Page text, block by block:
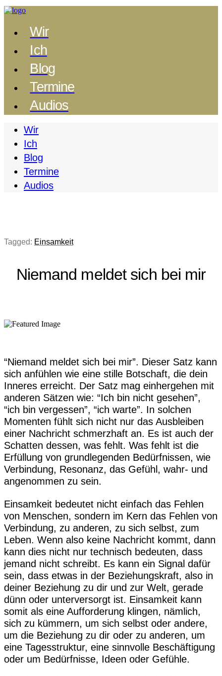
Wir
Ich
Blog
Termine
Audios
Wir
Ich
Blog
Termine
Audios
Tagged: Einsamkeit
Niemand meldet sich bei mir
“Niemand meldet sich bei mir”. Dieser Satz kann
sich anfühlen wie eine stille Botschaft, die dein
Inneres erreicht. Der Satz mag einhergehen mit
anderen Sätzen wie: “Ich bin nicht gesehen”,
“ich bin vergessen”, “ich warte”. In solchen
Momenten fühlt sich nicht nur das Ausbleiben
einer Nachricht schmerzhaft an. Es ist auch der
Schatten dessen, was fehlt. Was fehlt ist die
Erfüllung von grundlegenden Bedürfnissen, wie
Verbindung, Resonanz, das Gefühl, wahr- und
angenommen zu sein.
Einsamkeit bedeutet nicht einfach das Fehlen
von Menschen, sondern im Kern das Fehlen von
Verbindung, zu anderen, zu sich selbst, zum
Leben. Wenn also keine Nachricht kommt, dann
kann dies nicht nur technisch bedeuten, dass
jemand nicht schreibt. Es kann ein Signal dafür
sein, dass etwas in der Beziehungskraft, also in
deiner Beziehung zu dir und zur Welt, gerade
dünn oder unterversorgt ist. Einsamkeit kann
somit als eine Aufforderung klingen, nämlich,
sich zu kümmern, um sich selbst oder andere,
um die Beziehung zu dir oder zu anderen, um
eine Tagesstruktur, eine sinnvolle Beschäftigung
oder um Bedürfnisse, Ideen oder Gefühle.